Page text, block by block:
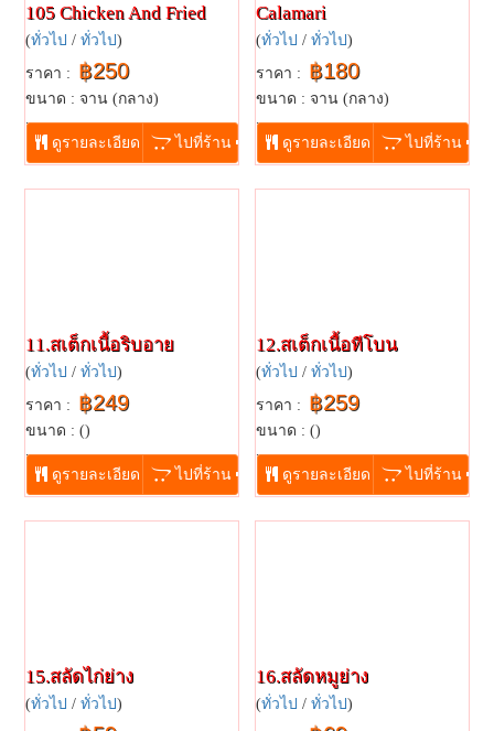
105 Chicken And Fried
(ทั่วไป / ทั่วไป)
ราคา : ฿250
ขนาด : จาน (กลาง)
...
ดูรายละเอียด ไปที่ร้าน
Calamari
(ทั่วไป / ทั่วไป)
ราคา : ฿180
ขนาด : จาน (กลาง)
...
ดูรายละเอียด ไปที่ร้าน
11.สเต็กเนื้อริบอาย
(ทั่วไป / ทั่วไป)
ราคา : ฿249
ขนาด : ()
...
ดูรายละเอียด ไปที่ร้าน
12.สเต็กเนื้อทีโบน
(ทั่วไป / ทั่วไป)
ราคา : ฿259
ขนาด : ()
...
ดูรายละเอียด ไปที่ร้าน
15.สลัดไก่ย่าง
(ทั่วไป / ทั่วไป)
16.สลัดหมูย่าง
(ทั่วไป / ทั่วไป)